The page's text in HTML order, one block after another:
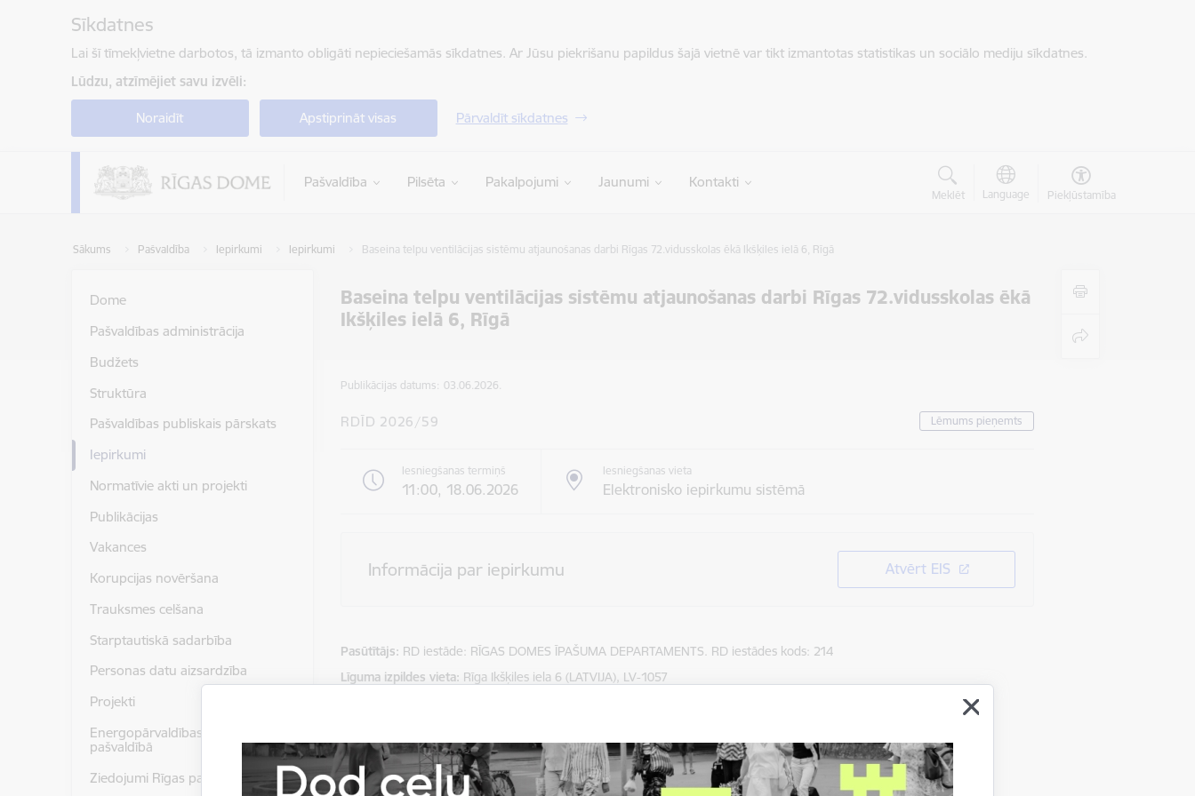
Sīkdatnes
Lai šī tīmekļvietne darbotos, tā izmanto obligāti nepieciešamās sīkdatnes. Ar Jūsu piekrišanu papildus šajā vietnē var tikt izmantotas statistikas un sociālo mediju sīkdatnes.
Lūdzu, atzīmējiet savu izvēli:
Noraidīt Apstiprināt visas Pārvaldīt sīkdatnes
Pašvaldība Pilsēta Pakalpojumi Jaunumi Kontakti
Meklēt Language Piekļūstamība
Sākums Pašvaldība Iepirkumi Iepirkumi Baseina telpu ventilācijas sistēmu atjaunošanas darbi Rīgas 72.vidusskolas ēkā Ikšķiles ielā 6, Rīgā
Baseina telpu ventilācijas sistēmu atjaunošanas darbi Rīgas 72.vidusskolas ēkā
Ikšķiles ielā 6, Rīgā
Dome
Pašvaldības administrācija
Budžets
Struktūra
Pašvaldības publiskais pārskats
Iepirkumi
Normatīvie akti un projekti
Publikācijas
Vakances
Korupcijas novēršana
Trauksmes celšana
Starptautiskā sadarbība
Personas datu aizsardzība
Projekti
Energopārvaldības sistēma
pašvaldībā
Ziedojumi Rīgas pašvaldībai
Publikācijas datums: 03.06.2026.
RDĪD 2026/59 Lēmums pieņemts
Iesniegšanas termiņš
11:00, 18.06.2026
Iesniegšanas vieta
Elektronisko iepirkumu sistēmā
Informācija par iepirkumu Atvērt EIS
Pasūtītājs RD iestāde: RĪGAS DOMES ĪPAŠUMA DEPARTAMENTS. RD iestādes kods: 214
Līguma izpildes vieta Rīga Ikšķiles iela 6 (LATVIJA), LV-1057
Kontakti